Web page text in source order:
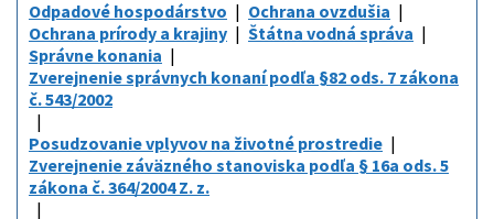
Odpadové hospodárstvo
Ochrana ovzdušia
Ochrana prírody a krajiny
Štátna vodná správa
Správne konania
Zverejnenie správnych konaní podľa §82 ods. 7 zákona
č. 543/2002
Posudzovanie vplyvov na životné prostredie
Zverejnenie záväzného stanoviska podľa § 16a ods. 5
zákona č. 364/2004 Z. z.